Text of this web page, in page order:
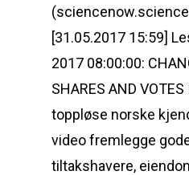
[31.05.2017 15:59]
2017 08:00:00:
SHARES AND
toppløse norske
video fremlegge
tiltakshavere,